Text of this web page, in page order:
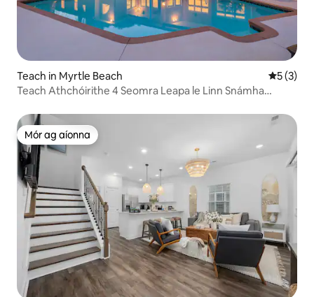
Teach in Myrtle Beach
5 (3)
Teach Athchóirithe 4 Seomra Leapa le Linn Snámha
Mór ag aíonna
Mór ag aíonna